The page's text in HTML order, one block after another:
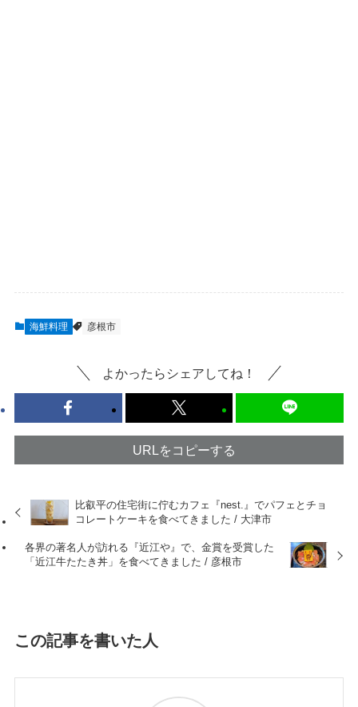
海鮮料理 彦根市
よかったらシェアしてね！
URLをコピーする
比叡平の住宅街に佇むカフェ『nest.』でパフェとチョ
コレートケーキを食べてきました / 大津市
各界の著名人が訪れる『近江や』で、金賞を受賞した
「近江牛たたき丼」を食べてきました / 彦根市
この記事を書いた人